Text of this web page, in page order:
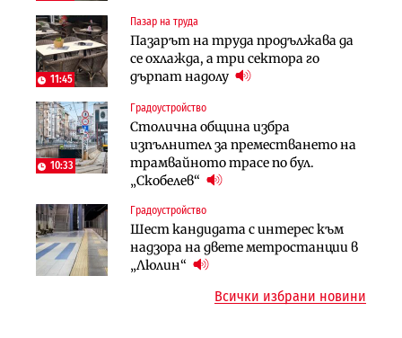
11:45
Пазар на труда
Пазарът на труда продължава да
се охлажда, а три сектора го
дърпат надолу
10:33
Градоустройство
Столична община избра
изпълнител за преместването на
трамвайното трасе по бул.
„Скобелев“
Градоустройство
Шест кандидата с интерес към
надзора на двете метростанции в
„Люлин“
Енергетика
АЕЦ „Козлодуй“ ще работи само още
няколко седмици, ако сушата
Инфраструктура
АПИ възложи промяната на
парцеларния план за
магистралата Русе – Велико
Градоустройство
Шест кандидата с интерес към
надзора на двете метростанции в
Публични финанси
След 20 години застой: Данъчните
оценки на имотите може да бъдат
вдигнати
Финанси
Ипотечното кредитиране в
България продължава да се охлажда
(Графика)
Вторият мост над Варненското
езеро става част от бъдещата
магистрала „Черно море“
Всички избрани новини